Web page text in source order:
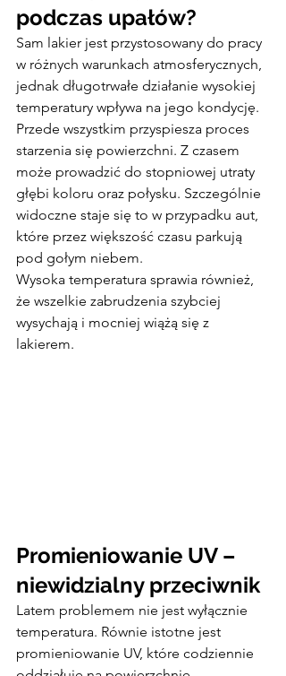
podczas upałów?
Sam lakier jest przystosowany do pracy
w różnych warunkach atmosferycznych,
jednak długotrwałe działanie wysokiej
temperatury wpływa na jego kondycję.
Przede wszystkim przyspiesza proces
starzenia się powierzchni. Z czasem
może prowadzić do stopniowej utraty
głębi koloru oraz połysku. Szczególnie
widoczne staje się to w przypadku aut,
które przez większość czasu parkują
pod gołym niebem.
Wysoka temperatura sprawia również,
że wszelkie zabrudzenia szybciej
wysychają i mocniej wiążą się z
lakierem.
Promieniowanie UV –
niewidzialny przeciwnik
Latem problemem nie jest wyłącznie
temperatura. Równie istotne jest
promieniowanie UV, które codziennie